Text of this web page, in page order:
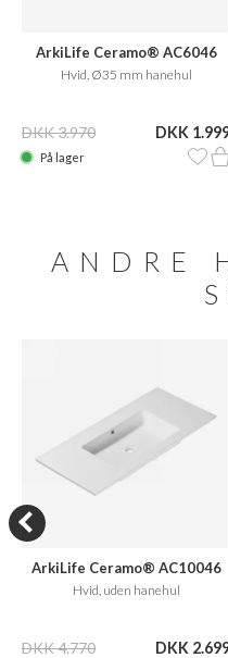
ArkiLife Ceramo® AC6046
Hvid, Ø35 mm hanehul
DKK 3.970 DKK
På lager
ANDRE
ArkiLife Ceramo® AC10046
Hvid, uden hanehul
DKK 4.770 DKK